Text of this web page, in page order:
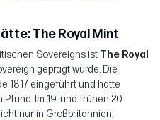
The Royal Mint
Sovereigns ist The Royal
geprägt wurde. Die
1817 eingeführt und hatte
Im 19. und frühen 20.
nur in Großbritannien,